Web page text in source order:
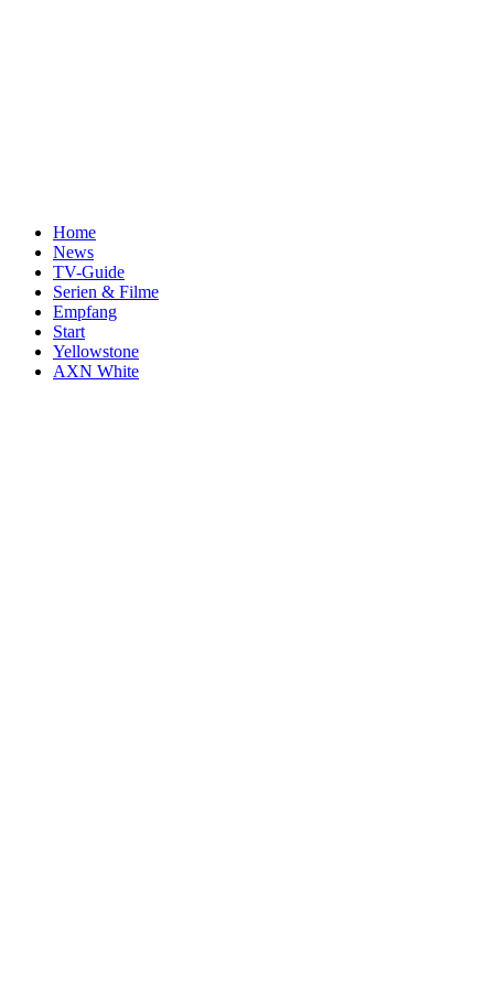
Home
News
TV-Guide
Serien & Filme
Empfang
Start
Yellowstone
AXN White